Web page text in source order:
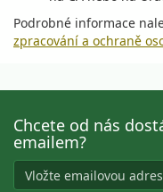
Podrobné informace
zpracování a ochraně
Chcete od nás
emailem?